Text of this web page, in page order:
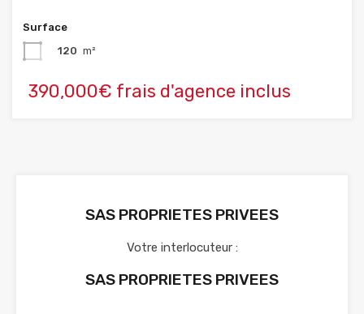
Surface
120 m²
390,000€ frais d'agence inclus
SAS PROPRIETES PRIVEES
Votre interlocuteur :
SAS PROPRIETES PRIVEES